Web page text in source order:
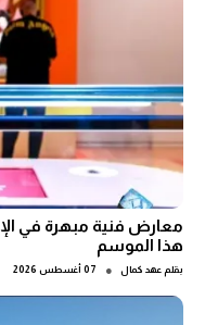
معارض فنية مبهرة في
هذا الموسم
بقلم عهد كمال ● 07 أغسطس 2026